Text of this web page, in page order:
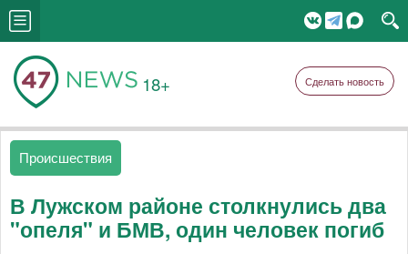
18+ Сделать новость
Происшествия
В Лужском районе столкнулись два
"опеля" и БМВ, один человек погиб